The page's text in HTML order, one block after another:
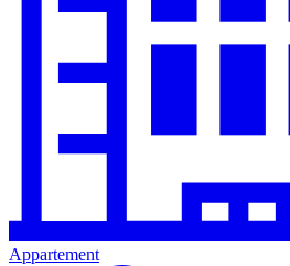
Appartement